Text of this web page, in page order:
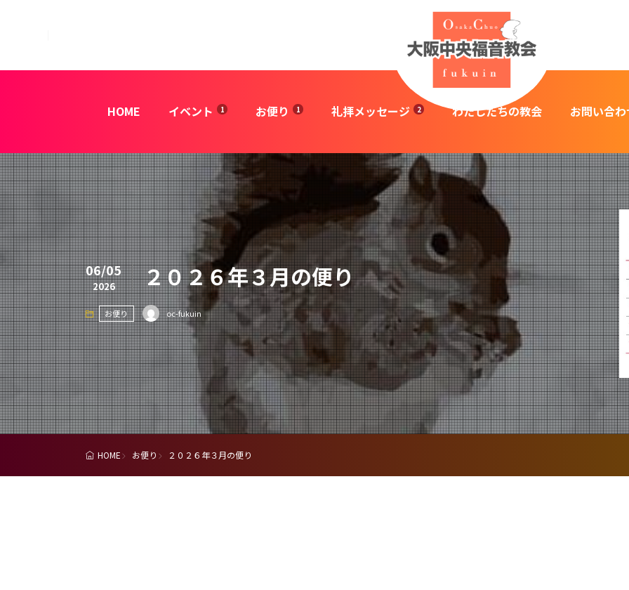
HOME イベント お便り 礼拝メッセージ わたしたちの教会 お問い合
06/05
2026 ２０２６年３月の便り
お便り oc-fukuin
HOME お便り ２０２６年３月の便り